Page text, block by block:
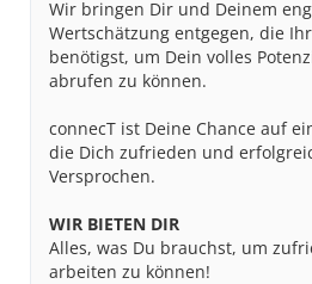
Wir bringen Dir und Deinem
Wertschätzung entgegen, die
benötigst, um Dein volles
abrufen zu können.
connecT ist Deine Chance auf
die Dich zufrieden und
Versprochen.
WIR BIETEN DIR
Alles, was Du brauchst, um
arbeiten zu können!